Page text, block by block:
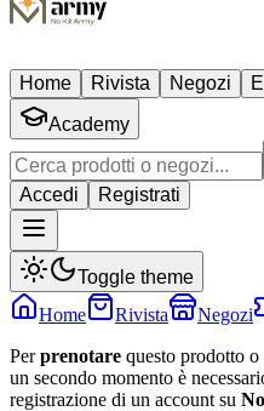
Home Rivista Negozi
Academy
Accedi
Registrati
Toggle theme
Home
Rivista Negozi
Perprenotare questo prodotto o
un secondo momento è
registrazione di un account su